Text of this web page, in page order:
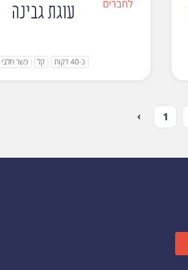
עוגת גבינה
כ-40 דקות קל כשר חלבי
› 1